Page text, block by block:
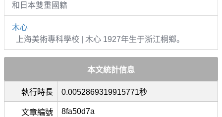
和日本雙重國籍
木心
上海美術專科學校 | 木心 1927年生于浙江桐鄉。
本文統計信息
執行時長 0.0052869319915771秒
文章編號 8fa50d7a